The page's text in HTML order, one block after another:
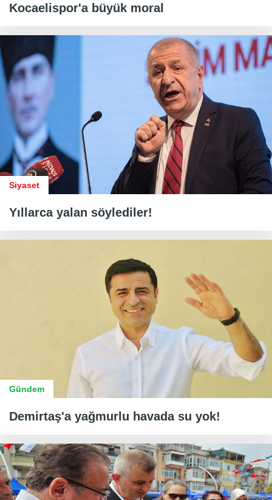
Kocaelispor'a büyük moral
Siyaset
Yıllarca yalan söylediler!
Gündem
Demirtaş'a yağmurlu havada su yok!